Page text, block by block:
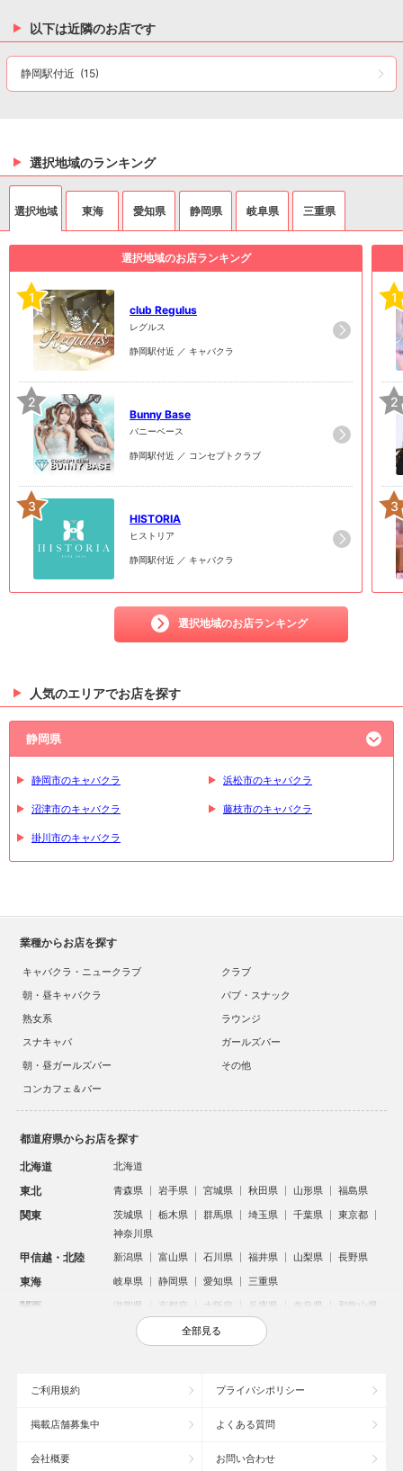
以下は近隣のお店です
静岡駅付近 (15)
選択地域のランキング
選択地域 東海 愛知県 静岡県 岐阜県 三重県
選択地域のお店ランキング
1
club Regulus
レグルス
静岡駅付近 ／ キャバクラ
2
Bunny Base
バニーベース
静岡駅付近 ／ コンセプトクラブ
3
HISTORIA
ヒストリア
静岡駅付近 ／ キャバクラ
選択地域のお店ランキング
1
2
3
人気のエリアでお店を探す
静岡県
静岡市のキャバクラ 浜松市のキャバクラ
沼津市のキャバクラ 藤枝市のキャバクラ
掛川市のキャバクラ
業種からお店を探す
キャバクラ・ニュークラブ
クラブ
朝・昼キャバクラ
パブ・スナック
熟女系
ラウンジ
スナキャバ
ガールズバー
朝・昼ガールズバー
その他
コンカフェ＆バー
都道府県からお店を探す
北海道 北海道
東北 青森県 岩手県 宮城県 秋田県 山形県 福島県
関東 茨城県 栃木県 群馬県 埼玉県 千葉県
東京都
神奈川県
甲信越・北陸 新潟県 富山県 石川県 福井県 山梨県 長野県
東海 岐阜県 静岡県 愛知県 三重県
関西 滋賀県 京都府 大阪府 兵庫県 奈良県 和歌山県
鳥取県 島根県 岡山県 広島県
沖縄県
全部見る
ご利用規約 プライバシポリシー
掲載店舗募集中 よくある質問
会社概要 お問い合わせ